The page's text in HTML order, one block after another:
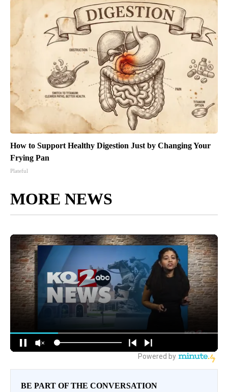
How to Support Healthy Digestion Just by Changing Your
Frying Pan
Plateful
MORE NEWS
BE PART OF THE CONVERSATION